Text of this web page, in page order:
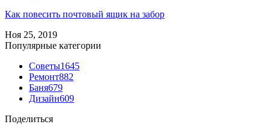
Как повесить почтовый ящик на забор
Ноя 25, 2019
Популярные категории
Советы1645
Ремонт882
Баня679
Дизайн609
Поделиться